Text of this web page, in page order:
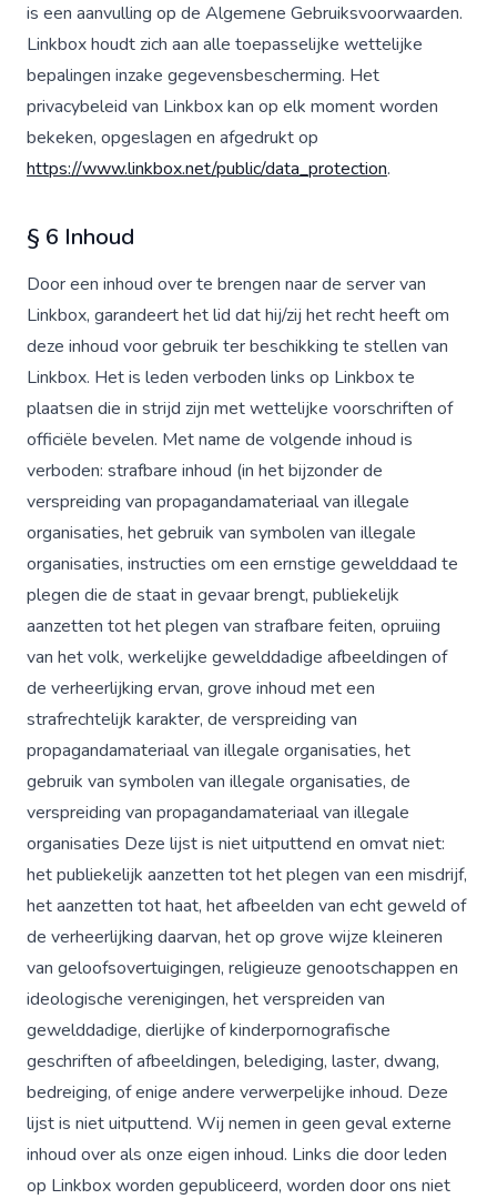
is een aanvulling op de Algemene Gebruiksvoorwaarden.
Linkbox houdt zich aan alle toepasselijke wettelijke
bepalingen inzake gegevensbescherming. Het
privacybeleid van Linkbox kan op elk moment worden
bekeken, opgeslagen en afgedrukt op
https://www.linkbox.net/public/data_protection.
§ 6 Inhoud
Door een inhoud over te brengen naar de server van
Linkbox, garandeert het lid dat hij/zij het recht heeft om
deze inhoud voor gebruik ter beschikking te stellen van
Linkbox. Het is leden verboden links op Linkbox te
plaatsen die in strijd zijn met wettelijke voorschriften of
officiële bevelen. Met name de volgende inhoud is
verboden: strafbare inhoud (in het bijzonder de
verspreiding van propagandamateriaal van illegale
organisaties, het gebruik van symbolen van illegale
organisaties, instructies om een ernstige gewelddaad te
plegen die de staat in gevaar brengt, publiekelijk
aanzetten tot het plegen van strafbare feiten, opruiing
van het volk, werkelijke gewelddadige afbeeldingen of
de verheerlijking ervan, grove inhoud met een
strafrechtelijk karakter, de verspreiding van
propagandamateriaal van illegale organisaties, het
gebruik van symbolen van illegale organisaties, de
verspreiding van propagandamateriaal van illegale
organisaties Deze lijst is niet uitputtend en omvat niet:
het publiekelijk aanzetten tot het plegen van een misdrijf,
het aanzetten tot haat, het afbeelden van echt geweld of
de verheerlijking daarvan, het op grove wijze kleineren
van geloofsovertuigingen, religieuze genootschappen en
ideologische verenigingen, het verspreiden van
gewelddadige, dierlijke of kinderpornografische
geschriften of afbeeldingen, belediging, laster, dwang,
bedreiging, of enige andere verwerpelijke inhoud. Deze
lijst is niet uitputtend. Wij nemen in geen geval externe
inhoud over als onze eigen inhoud. Links die door leden
op Linkbox worden gepubliceerd, worden door ons niet